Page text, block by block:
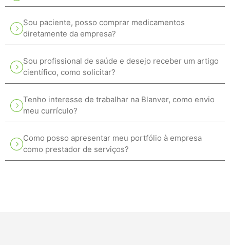
Sou paciente, posso comprar medicamentos
diretamente da empresa?
Sou profissional de saúde e desejo receber um artigo
científico, como solicitar?
Tenho interesse de trabalhar na Blanver, como envio
meu currículo?
Como posso apresentar meu portfólio à empresa
como prestador de serviços?